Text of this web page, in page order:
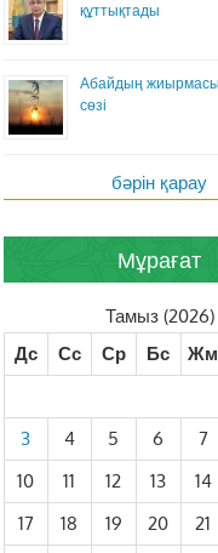
құттықтады
Абайдың
сөзі
бәрін қарау
Мұрағат
Тамыз (2026)
Дс
Сс Ср Бс Жм
3
4 5 6 7
10
11 12 13 14
17
18 19 20 21